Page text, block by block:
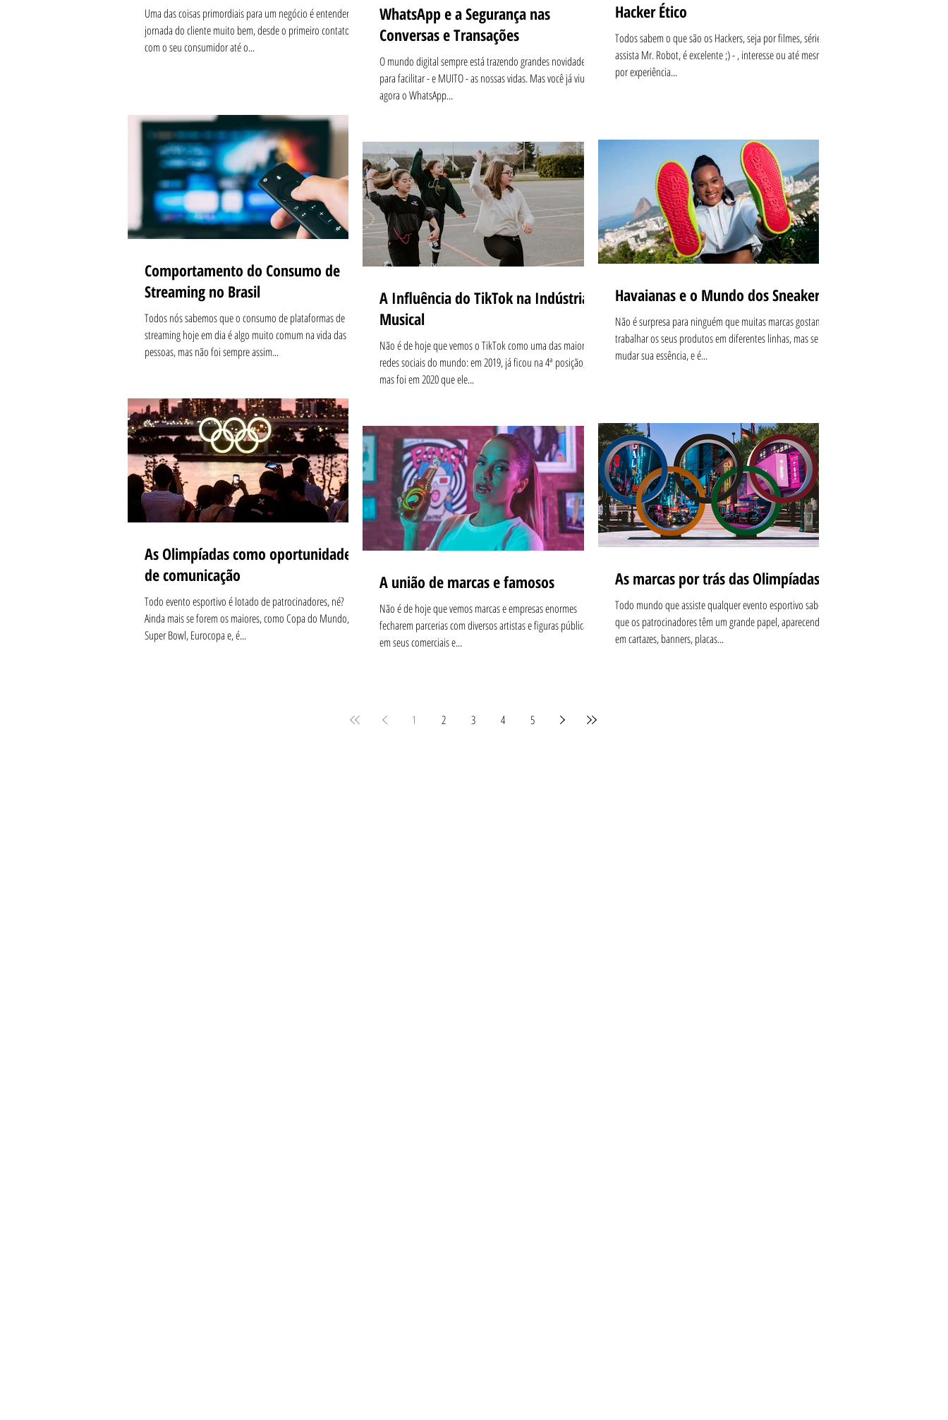
Uma das coisas primordiais para um negócio é entender a
jornada do cliente muito bem, desde o primeiro contato
com o seu consumidor até o...
WhatsApp e a Segurança nas
Conversas e Transações
O mundo digital sempre está trazendo grandes novidades
para facilitar - e MUITO - as nossas vidas. Mas você já viu que
agora o WhatsApp...
Hacker Ético
Todos sabem o que são os Hackers, seja por filmes, séries -
assista Mr. Robot, é excelente ;) - , interesse ou até mesmo
por experiência...
Comportamento do Consumo de
Streaming no Brasil
Todos nós sabemos que o consumo de plataformas de
streaming hoje em dia é algo muito comum na vida das
pessoas, mas não foi sempre assim...
A Influência do TikTok na Indústria
Musical
Não é de hoje que vemos o TikTok como uma das maiores
redes sociais do mundo: em 2019, já ficou na 4ª posição,
mas foi em 2020 que ele...
Havaianas e o Mundo dos Sneakers
Não é surpresa para ninguém que muitas marcas gostam de
trabalhar os seus produtos em diferentes linhas, mas sem
mudar sua essência, e é...
As Olimpíadas como oportunidade
de comunicação
Todo evento esportivo é lotado de patrocinadores, né?
Ainda mais se forem os maiores, como Copa do Mundo,
Super Bowl, Eurocopa e, é...
A união de marcas e famosos
Não é de hoje que vemos marcas e empresas enormes
fecharem parcerias com diversos artistas e figuras públicas
em seus comerciais e...
As marcas por trás das Olimpíadas
Todo mundo que assiste qualquer evento esportivo sabe
que os patrocinadores têm um grande papel, aparecendo
em cartazes, banners, placas...
1 2 3 4 5